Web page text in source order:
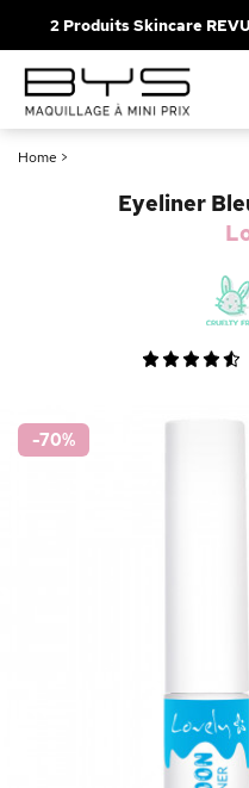
2 Produits Skincare
Home >
Eyeliner
-70%
Solaire